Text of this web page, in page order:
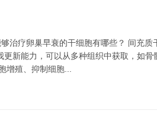
治疗卵巢早衰的干细胞有哪些？ 间充质
新能力，可以从多种组织中获取，如骨
增殖、抑制细胞...